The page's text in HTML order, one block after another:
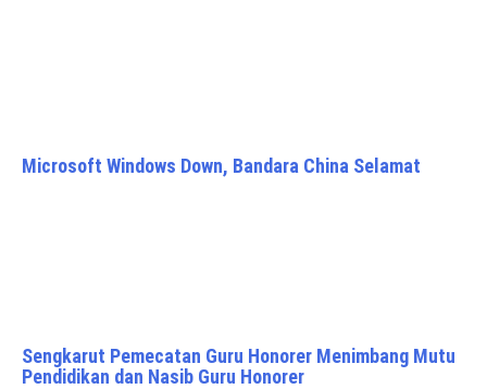
Microsoft Windows Down, Bandara China Selamat
Sengkarut Pemecatan Guru Honorer Menimbang Mutu
Pendidikan dan Nasib Guru Honorer